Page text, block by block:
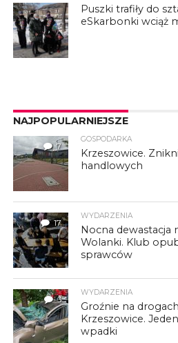
Puszki trafiły do
eSkarbonki wciąż
NAJPOPULARNIEJSZE
7
GOSPODARKA
Krzeszowice.
handlowych
17
WYDARZENIA
Nocna dewastacja
Wolanki. Klub
sprawców
3
WYDARZENIA
Groźnie na
Krzeszowice.
wpadki